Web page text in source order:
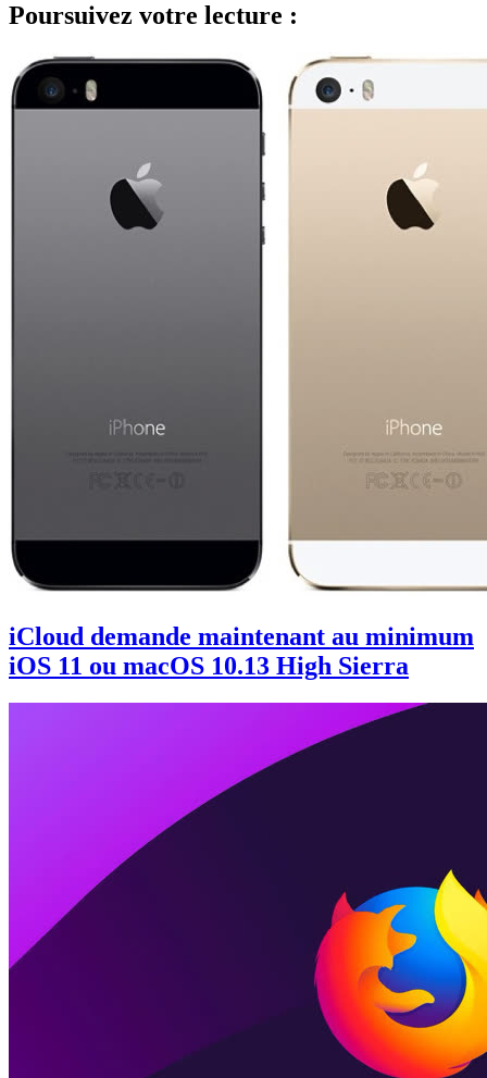
Poursuivez votre lecture :
iCloud demande maintenant au minimum
iOS 11 ou macOS 10.13 High Sierra